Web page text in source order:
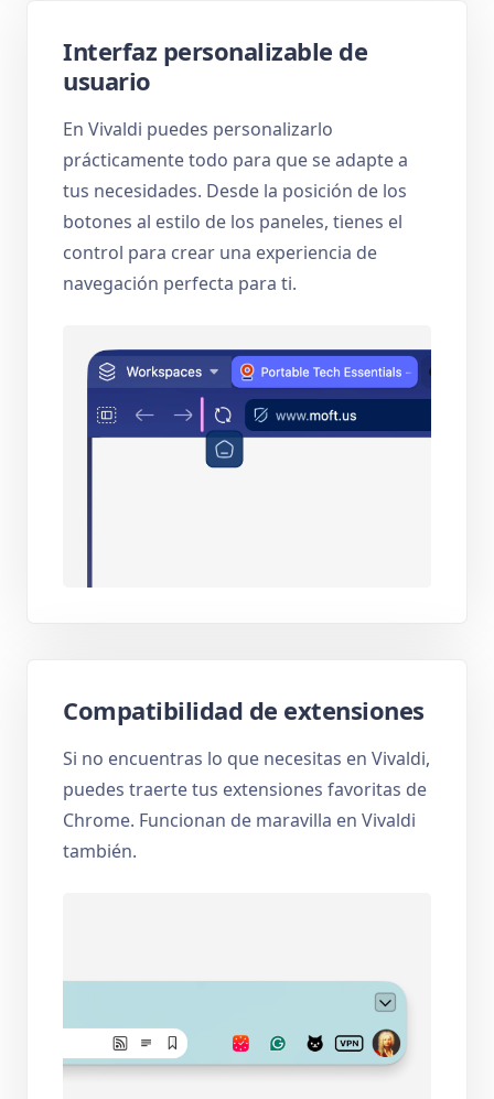
Interfaz personalizable de
usuario
En Vivaldi puedes personalizarlo
prácticamente todo para que se adapte a
tus necesidades. Desde la posición de los
botones al estilo de los paneles, tienes el
control para crear una experiencia de
navegación perfecta para ti.
Compatibilidad de extensiones
Si no encuentras lo que necesitas en Vivaldi,
puedes traerte tus extensiones favoritas de
Chrome. Funcionan de maravilla en Vivaldi
también.